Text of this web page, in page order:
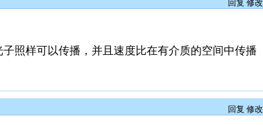
回复 修改
照样可以传播，并且速度比在有介质的空间中传播
回复 修改